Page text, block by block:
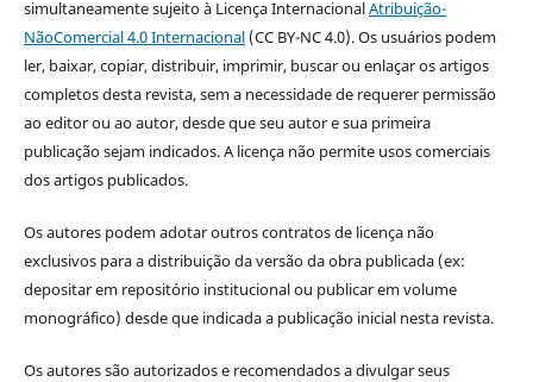
simultaneamente sujeito à Licença InternacionalAtribuição-
NãoComercial 4.0 Internacional(CC BY-NC 4.0). Os usuários podem
ler, baixar, copiar, distribuir, imprimir, buscar ou enlaçar os artigos
completos desta revista, sem a necessidade de requerer permissão
ao editor ou ao autor, desde que seu autor e sua primeira
publicação sejam indicados. A licença não permite usos comerciais
dos artigos publicados.
Os autores podem adotar outros contratos de licença não
exclusivos para a distribuição da versão da obra publicada (ex:
depositar em repositório institucional ou publicar em volume
monográfico) desde que indicada a publicação inicial nesta revista.
Os autores são autorizados e recomendados a divulgar seus